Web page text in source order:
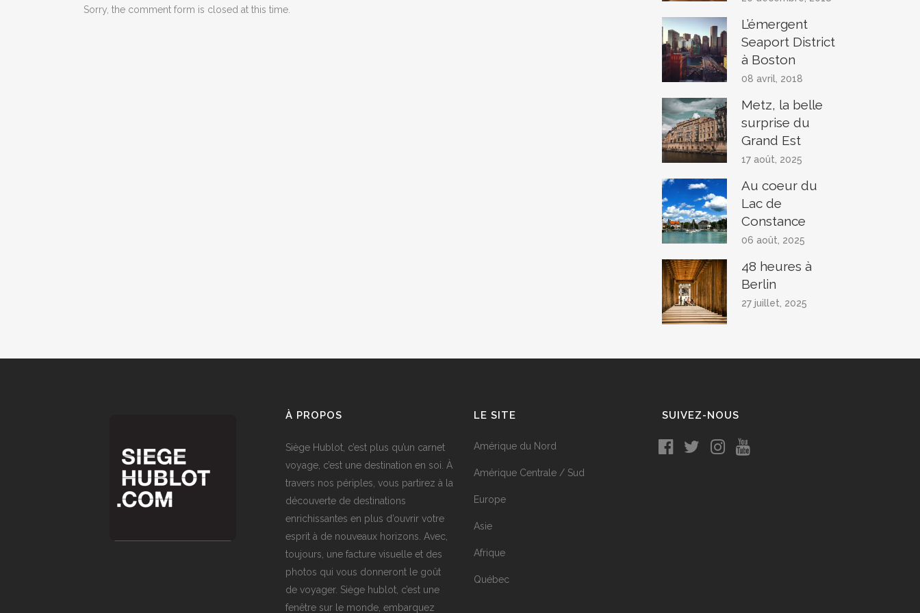
Sorry, the comment form is closed at this time.
L’émergent
Seaport District
à Boston
08 avril, 2018
Metz, la belle
surprise du
Grand Est
17 août, 2025
Au coeur du
Lac de
Constance
06 août, 2025
48 heures à
Berlin
27 juillet, 2025
À PROPOS
Siège Hublot, c’est plus qu’un carnet
voyage, c’est une destination en soi. À
travers nos périples, vous partirez à la
découverte de destinations
enrichissantes en plus d’ouvrir votre
esprit à de nouveaux horizons. Avec,
toujours, une facture visuelle et des
photos qui vous donneront le goût
de voyager. Siège hublot, c’est une
fenêtre sur le monde, embarquez
LE SITE
Amérique du Nord
Amérique Centrale / Sud
Europe
Asie
Afrique
Québec
SUIVEZ-NOUS